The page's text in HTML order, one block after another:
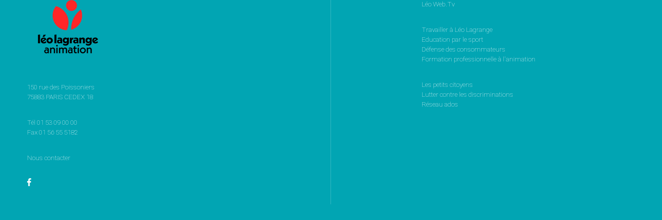
150 rue des Poissoniers
75883 PARIS CEDEX 18
Tél 01 53 09 00 00
Fax 01 56 55 5182
Nous contacter
Léo Web.Tv
Travailler à Léo Lagrange
Education par le sport
Défense des consommateurs
Formation professionnelle à l'animation
Les petits citoyens
Lutter contre les discriminations
Réseau ados